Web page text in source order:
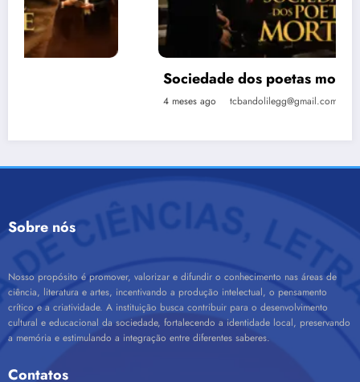
Sociedade dos poetas mortos
tcbandolilegg@gmail.com
Sobre nós
Nosso propósito é promover, valorizar e difundir o conhecimento nas áreas de
ciência, literatura e artes, incentivando a produção intelectual, o pensamento
crítico e a criatividade. A instituição busca contribuir para o desenvolvimento
cultural e educacional da sociedade, fortalecendo a identidade local, preservando
a memória e estimulando a integração entre diferentes saberes.
Contatos